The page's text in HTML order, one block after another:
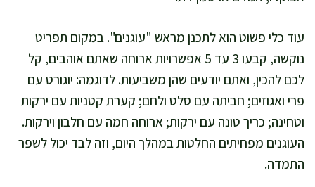
עוד כלי פשוט הוא לתכנן מראש "עוגנים". במקום תפריט
נוקשה, קבעו 3 עד 5 אפשרויות ארוחה שאתם אוהבים, קל
לכם להכין, ואתם יודעים שהן משביעות. לדוגמה: יוגורט עם
פרי ואגוזים; חביתה עם סלט ולחם; קערת קטניות עם ירקות
וטחינה; כריך טונה עם ירקות; ארוחה חמה עם חלבון וירקות.
העוגנים מפחיתים החלטות במהלך היום, וזה לבד יכול לשפר
התמדה.